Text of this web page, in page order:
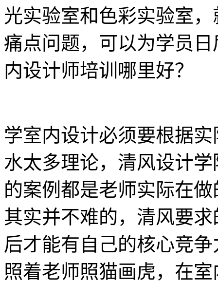
光实验室和色彩实验室
痛点问题，可以为学员
内设计师培训哪里好？
学室内设计必须要根据
水太多理论，清风设计
的案例都是老师实际在
其实并不难的，清风要
后才能有自己的核心竞
照着老师照猫画虎，在